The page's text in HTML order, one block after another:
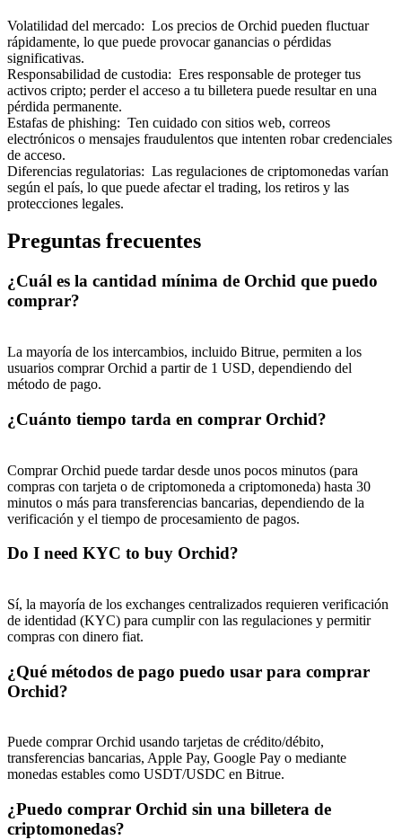
Volatilidad del mercado: Los precios de Orchid pueden fluctuar
rápidamente, lo que puede provocar ganancias o pérdidas
significativas.
Responsabilidad de custodia: Eres responsable de proteger tus
activos cripto; perder el acceso a tu billetera puede resultar en una
pérdida permanente.
Estafas de phishing: Ten cuidado con sitios web, correos
electrónicos o mensajes fraudulentos que intenten robar credenciales
de acceso.
Diferencias regulatorias: Las regulaciones de criptomonedas varían
según el país, lo que puede afectar el trading, los retiros y las
protecciones legales.
Preguntas frecuentes
¿Cuál es la cantidad mínima de Orchid que puedo
comprar?
La mayoría de los intercambios, incluido Bitrue, permiten a los
usuarios comprar Orchid a partir de 1 USD, dependiendo del
método de pago.
¿Cuánto tiempo tarda en comprar Orchid?
Comprar Orchid puede tardar desde unos pocos minutos (para
compras con tarjeta o de criptomoneda a criptomoneda) hasta 30
minutos o más para transferencias bancarias, dependiendo de la
verificación y el tiempo de procesamiento de pagos.
Do I need KYC to buy Orchid?
Sí, la mayoría de los exchanges centralizados requieren verificación
de identidad (KYC) para cumplir con las regulaciones y permitir
compras con dinero fiat.
¿Qué métodos de pago puedo usar para comprar
Orchid?
Puede comprar Orchid usando tarjetas de crédito/débito,
transferencias bancarias, Apple Pay, Google Pay o mediante
monedas estables como USDT/USDC en Bitrue.
¿Puedo comprar Orchid sin una billetera de
criptomonedas?